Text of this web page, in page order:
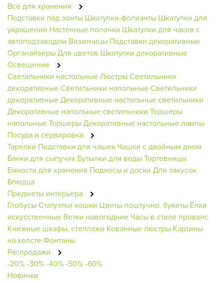
Всё для хранения
Подставки под зонты Шкатулки-фолианты Шкатулки для
украшений Настенные полочки Шкатулки для часов с
автоподзаводом Визитницы Подставки декоративные
ОрганайзерыДля цветов Шкатулки декоративные
Освещение
Светильники настольныеЛюстрыСветильники
декоративныеСветильники напольныеСветильники
декоративныеДекоративные настольные светильники
Декоративные напольные светильники Торшеры
напольныеТоршерыДекоративные настольные лампы
Посуда и сервировка
Тарелки Подставки для чашек Чашки с двойным дном
Банки для сыпучих Бутылки для водыТортовницы
Емкости для хранения Подносы и доски Для закусок
Блюдца
Предметы интерьера
ГлобусыСтатуэтки кошки Цветы поштучно, букеты Ёлки
искусственные Ветки новогодние Часы в стиле прованс
Книжные шкафы, стеллажи Кованные люстры Картины
на холстеФонтаны
Распродажи
-20%-30%-40%-50%-60%
Новинки